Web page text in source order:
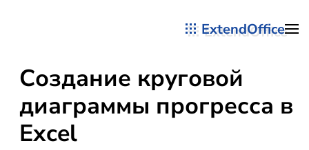
ExtendOffice
Создание круговой
диаграммы прогресса в
Excel